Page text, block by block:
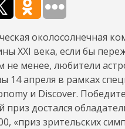
околосолнечная
XXI века, если бы
не менее, любители
14 апреля в рамках
и Discover.
достался
«приз зрительских